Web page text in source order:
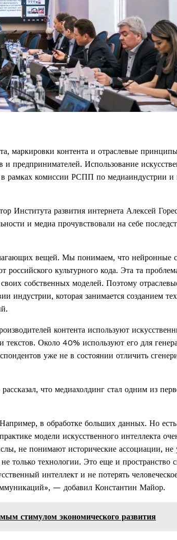
маркировки контента и отраслевые
предпринимателей. Использование
комиссии РСПП по медиаиндустрии и
Института развития интернета Алексей
и медиа прочувствовали на себе
вещей. Мы понимаем, что нейронные
российского культурного кода. Эта та
собственных моделей. Поэтому
индустрии, которая занимается созданием
контента используют
Около 40% используют его для
уже не в состоянии отличить
что медиахолдинг стал одним из
в обработке больших данных. Но
модели искусственного интеллекта
не понимают исторические ассоциации, не
только технологии. Это еще и пространство
интеллект и не потерять
— добавил Константин Майор.
стимулом экономического развития